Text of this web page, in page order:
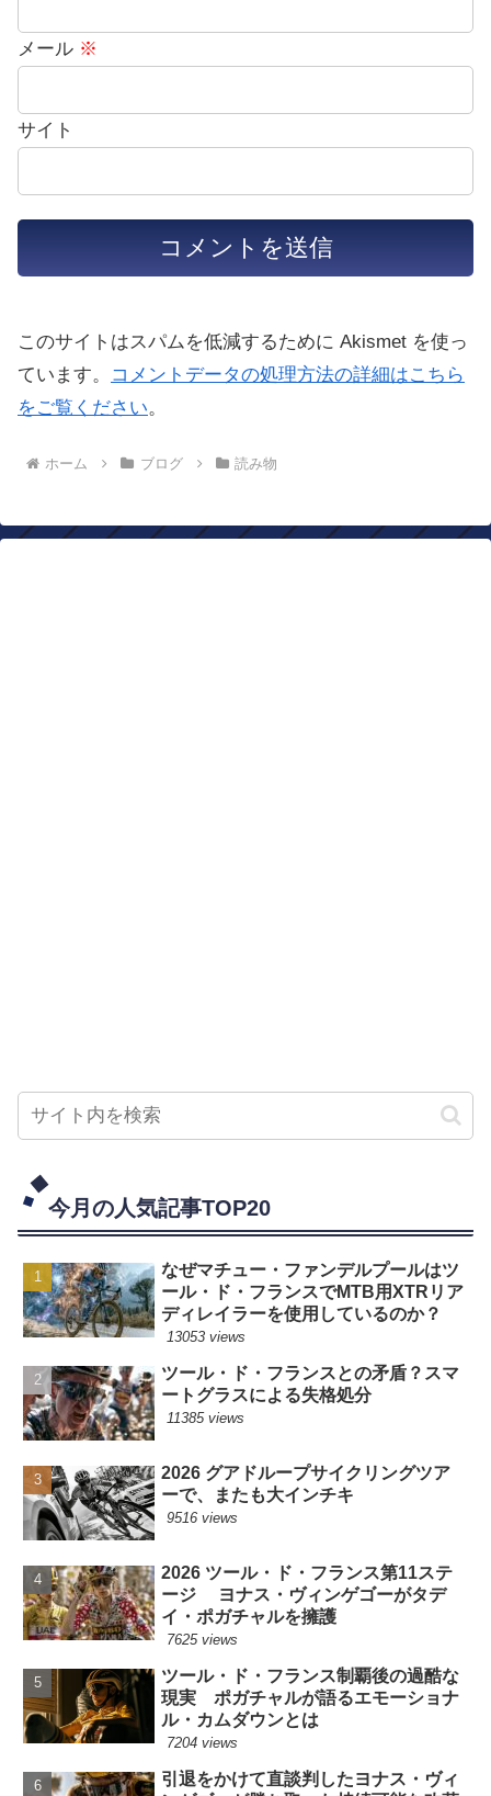
メール ※
サイト
このサイトはスパムを低減するために Akismet を使っ
ています。
コメントデータの処理方法の詳細はこちら
をご覧ください。
ホーム ブログ 読み物
今月の人気記事TOP20
なぜマチュー・ファンデルプールはツ
ール・ド・フランスでMTB用XTRリア
ディレイラーを使用しているのか？
13053 views
ツール・ド・フランスとの矛盾？スマ
ートグラスによる失格処分
11385 views
2026 グアドループサイクリングツア
ーで、またも大インチキ
9516 views
2026 ツール・ド・フランス第11ステ
ージ ヨナス・ヴィンゲゴーがタデ
イ・ポガチャルを擁護
7625 views
ツール・ド・フランス制覇後の過酷な
現実 ポガチャルが語るエモーショナ
ル・カムダウンとは
7204 views
引退をかけて直談判したヨナス・ヴィ